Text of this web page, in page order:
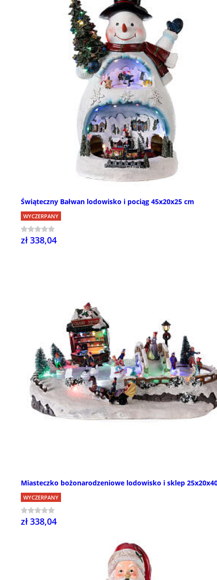
Świąteczny Bałwan lodowisko i pociąg 45x20x25 cm
WYCZERPANY
zł 338,04
Miasteczko bożonarodzeniowe lodowisko i sklep
WYCZERPANY
zł 338,04